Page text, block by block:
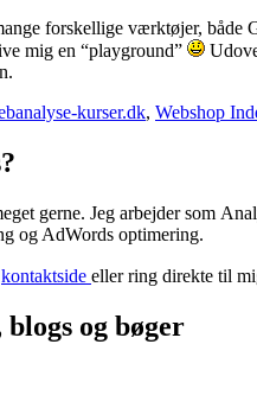
forskellige værktøjer, både
mig en “playground”
kurser.dk, Webshop
gerne. Jeg arbejder som
og AdWords optimering.
kontaktside eller ring direkte til
og bøger